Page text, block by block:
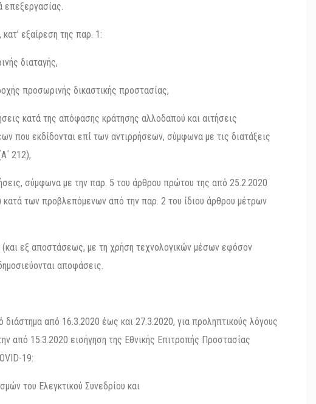
επεξεργασίας.
εξαίρεση της παρ. 1:
διαταγής,
προσωρινής δικαστικής προστασίας,
κατά της απόφασης κράτησης αλλοδαπού και αιτήσεις
που εκδίδονται επί των αντιρρήσεων, σύμφωνα με τις διατάξεις
212),
σύμφωνα με την παρ. 5 του άρθρου πρώτου της από 25.2.2020
κατά των προβλεπόμενων από την παρ. 2 του ίδιου άρθρου μέτρων
(και εξ αποστάσεως, με τη χρήση τεχνολογικών μέσων εφόσον
αποφάσεις.
διάστημα από 16.3.2020 έως και 27.3.2020, για προληπτικούς λόγους
από 15.3.2020 εισήγηση της Εθνικής Επιτροπής Προστασίας
19:
του Ελεγκτικού Συνεδρίου και